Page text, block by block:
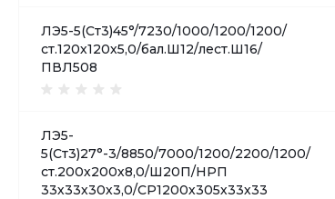
ЛЭ5-5(Ст3)45°/7230/1000/1200/1200/
ст.120х120х5,0/бал.Ш12/лест.Ш16/
ПВЛ508
ЛЭ5-
5(Ст3)27°-3/8850/7000/1200/2200/1200/
ст.200х200х8,0/Ш20П/НРП
33х33х30х3,0/СР1200х305х33х33